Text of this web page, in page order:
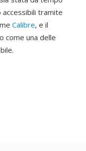
tramite
Calibre, e il
come una delle